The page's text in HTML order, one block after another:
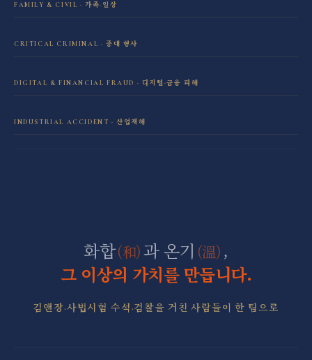
FAMILY & CIVIL · 가족·일상
학교폭력 전담센터
CRITICAL CRIMINAL · 중대 형사
DIGITAL & FINANCIAL FRAUD · 디지털·금융 피해
INDUSTRIAL ACCIDENT · 산업재해
화합(和)과 온기 (溫) ,
그 이상의 가치를 만듭니다.
김앤장·사법시험 수석·검찰을 거친 사람들이 한 팀으로